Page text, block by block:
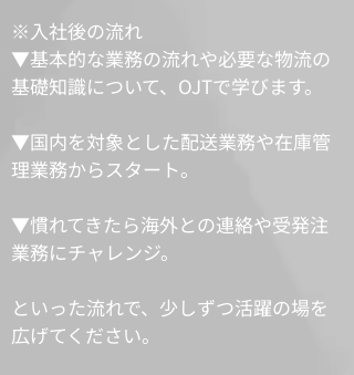
​※入社後の流れ
▼基本的な業務の流れや必要な物流の
基礎知識について、OJTで学びます。
▼国内を対象とした配送業務や在庫管
理業務からスタート。
▼慣れてきたら海外との連絡や受発注
業務にチャレンジ。
といった流れで、少しずつ活躍の場を
広げてください。